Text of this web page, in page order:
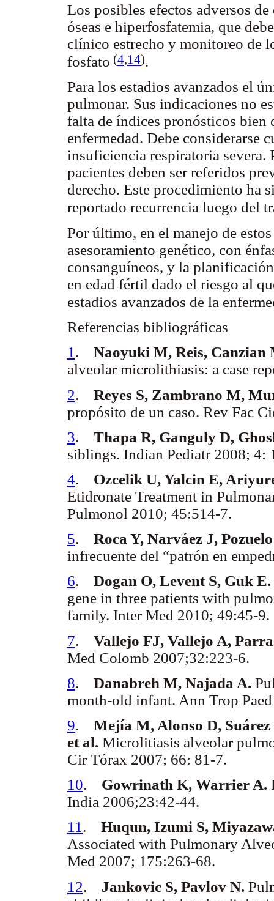
Los posibles efectos adversos
óseas e hiperfosfatemia, que
clínico estrecho y monitoreo de
fosfato (4,14).
Para los estadios avanzados el
pulmonar. Sus indicaciones no
falta de índices pronósticos
enfermedad. Debe considerarse
insuficiencia respiratoria
pacientes deben ser referidos
derecho. Este procedimiento ha
reportado recurrencia luego del
Por último, en el manejo de
asesoramiento genético, con
consanguíneos, y la
en edad fértil dado el riesgo al
estadios avanzados de la
Referencias bibliográficas
1. Naoyuki M, Reis, Canzian
alveolar microlithiasis: a case
2. Reyes S, Zambrano M,
propósito de un caso. Rev Fac
3. Thapa R, Ganguly D,
siblings. Indian Pediatr 2008;
4. Ozcelik U, Yalcin E,
Etidronate Treatment in
Pulmonol 2010; 45:514-7.
5. Roca Y, Narváez J,
infrecuente del “patrón en
6. Dogan O, Levent S, Guk E.
gene in three patients with
family. Inter Med 2010; 49:45-
7. Vallejo FJ, Vallejo A,
Med Colomb 2007;32:223-6.
8. Danabreh M, Najada A.
month-old infant. Ann Trop
9. Mejía M, Alonso D,
et al. Microlitiasis alveolar
Cir Tórax 2007; 66: 81-7.
10. Gowrinath K, Warrier A.
India 2006;23:42-44.
11 . Huqun, Izumi S,
Associated with Pulmonary
Med 2007; 175:263-68.
12. Jankovic S, Pavlov N.